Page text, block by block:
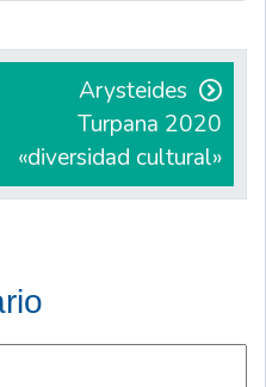
Arysteides
Turpana 2020
«diversidad cultural»